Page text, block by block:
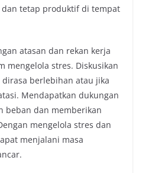
dan tetap produktif di tempat
atasan dan rekan kerja
mengelola stres. Diskusikan
berlebihan atau jika
Mendapatkan dukungan
beban dan memberikan
mengelola stres dan
menjalani masa